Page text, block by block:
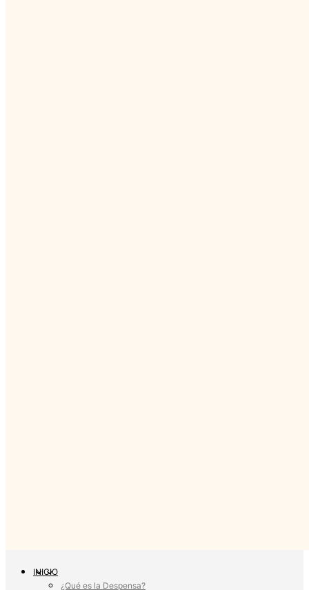
INICIO
¿Qué es la Despensa?